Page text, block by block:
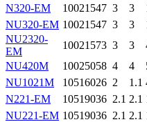
N320-EM
10021547 3 3
NU320-EM 10021547 3 3
NU2320-
EM
10021573 3 3
NU420M
10025058 4 4
NU1021M
10516026 2 1.1
N221-EM
10519036 2.1 2.1
NU221-EM 10519036 2.1 2.1